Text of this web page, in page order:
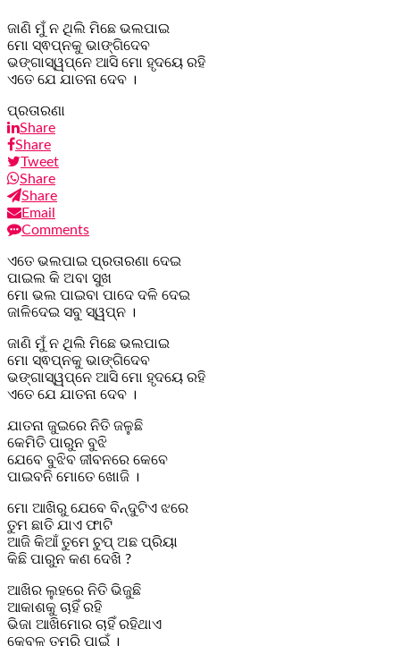
ଜାଣି ମୁଁ ନ ଥିଲି ମିଛେ ଭଲପାଇ
ମୋ ସ୍ଵପ୍ନକୁ ଭାଙ୍ଗିଦେବ
ଭଙ୍ଗାସ୍ୱପ୍ନେ ଆସି ମୋ ହୃଦୟେ ରହି
ଏତେ ଯେ ଯାତନା ଦେବ ।
ପ୍ରତାରଣା
Share
Share
Tweet
Share
Share
Email
Comments
ଏତେ ଭଲପାଇ ପ୍ରତାରଣା ଦେଇ
ପାଇଲ କି ଅବା ସୁଖ
ମୋ ଭଲ ପାଇବା ପାଦେ ଦଳି ଦେଇ
ଜାଳିଦେଇ ସବୁ ସ୍ୱପ୍ନ ।
ଜାଣି ମୁଁ ନ ଥିଲି ମିଛେ ଭଲପାଇ
ମୋ ସ୍ଵପ୍ନକୁ ଭାଙ୍ଗିଦେବ
ଭଙ୍ଗାସ୍ୱପ୍ନେ ଆସି ମୋ ହୃଦୟେ ରହି
ଏତେ ଯେ ଯାତନା ଦେବ ।
ଯାତନା ଜୁଇରେ ନିତି ଜଳୁଛି
କେମିତି ପାରୁନ ବୁଝି
ଯେବେ ବୁଝିବ ଜୀବନରେ କେବେ
ପାଇବନି ମୋତେ ଖୋଜି ।
ମୋ ଆଖିରୁ ଯେବେ ବିନ୍ଦୁଟିଏ ଝରେ
ତୁମ ଛାତି ଯାଏ ଫାଟି
ଆଜି କିଆଁ ତୁମେ ଚୁପ୍ ଅଛ ପ୍ରିୟା
କିଛି ପାରୁନ କଣ ଦେଖି ?
ଆଖିର ଲୁହରେ ନିତି ଭିଜୁଛି
ଆକାଶକୁ ଚାହିଁ ରହି
ଭିଜା ଆଖିମୋର ଚାହିଁ ରହିଥାଏ
କେବଳ ତୁମରି ପାଇଁ ।